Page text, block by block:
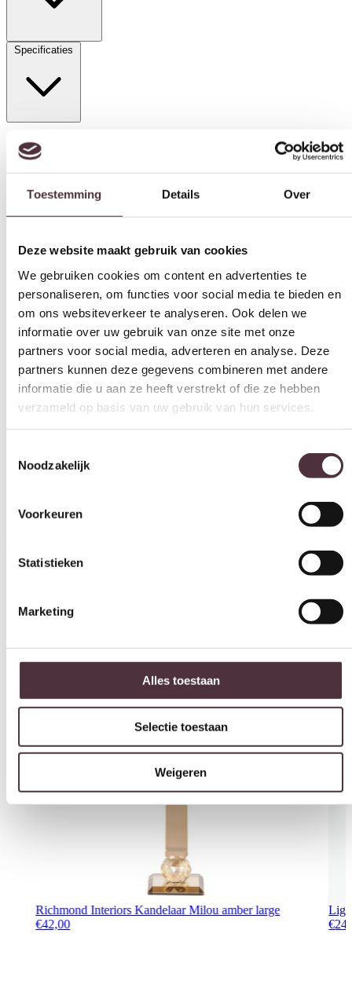
Toestemming Details Over
We gebruiken cookies om content en advertenties te
personaliseren, om functies voor social media te bieden en
om ons websiteverkeer te analyseren. Ook delen we
informatie over uw gebruik van onze site met onze
partners voor social media, adverteren en analyse. Deze
partners kunnen deze gegevens combineren met andere
informatie die u aan ze heeft verstrekt of die ze hebben
verzameld op basis van uw gebruik van hun services.
Toestemmingsselectie
Alles toestaan
Selectie toestaan
Weigeren
Specificaties
55 cm
Vorm
Rond
Materiaal
Mangohout
Merk
Livingfurn
2 jaar CBW
Richmond Interiors Kandelaar Milou amber large
€42,00
€